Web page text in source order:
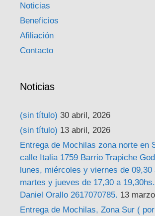
Noticias
Beneficios
Afiliación
Contacto
Noticias
(sin título) 30 abril, 2026
(sin título) 13 abril, 2026
Entrega de Mochilas zona norte en
calle Italia 1759 Barrio Trapiche
lunes, miércoles y viernes de 09,30
martes y jueves de 17,30 a
Daniel Orallo 2617070785. 13
Entrega de Mochilas, Zona Sur (